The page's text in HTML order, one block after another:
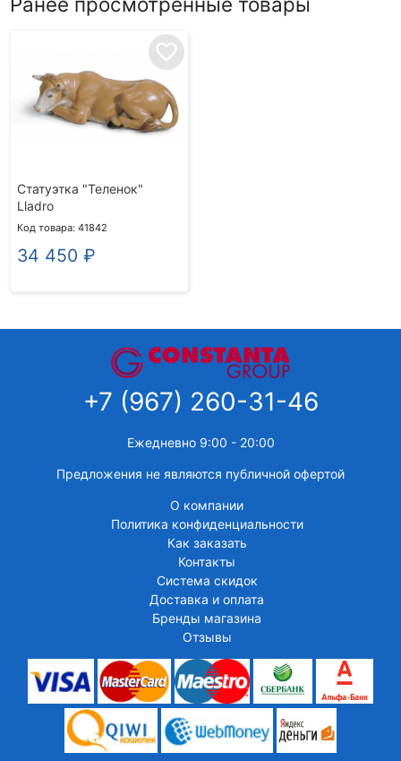
favorite_border
Статуэтка "Теленок"
Lladro
Код товара: 41842
34 450 ₽
+7 (967) 260-31-46
Ежедневно 9:00 - 20:00
Предложения не являются публичной офертой
О компании
Политика конфиденциальности
Как заказать
Контакты
Система скидок
Доставка и оплата
Бренды магазина
Отзывы